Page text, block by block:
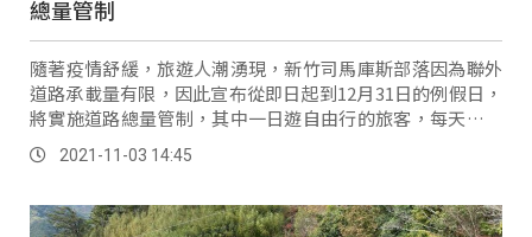
總量管制
隨著疫情舒緩，旅遊人潮湧現，新竹司馬庫斯部落因為聯外
道路承載量有限，因此宣布從即日起到12月31日的例假日，
將實施道路總量管制，其中一日遊自由行的旅客，每天只限
50輛汽車進入，而且入山前得先網路預約、...。
2021-11-03 14:45